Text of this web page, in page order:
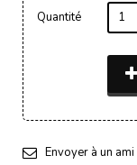
Quantité
Envoyer à un ami